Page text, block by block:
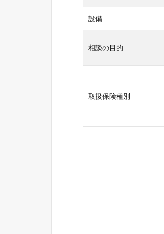
設備
相談の目的
取扱保険種別